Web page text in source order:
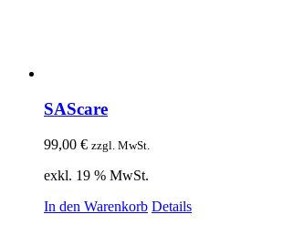
SAScare
99,00 € zzgl. MwSt.
exkl. 19 % MwSt.
In den Warenkorb Details